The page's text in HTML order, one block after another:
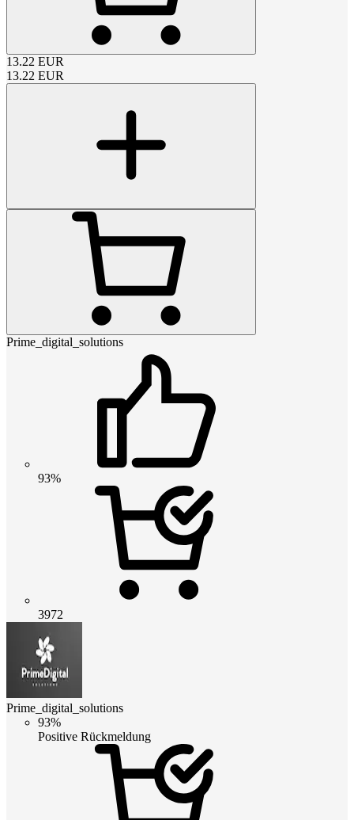
13.22 EUR
13.22 EUR
Prime_digital_solutions
93%
3972
Prime_digital_solutions
93%
Positive Rückmeldung